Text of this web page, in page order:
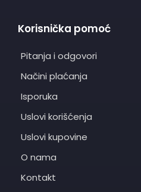
Korisnička pomoć
Pitanja i odgovori
Načini plaćanja
Isporuka
Uslovi korišćenja
Uslovi kupovine
O nama
Kontakt